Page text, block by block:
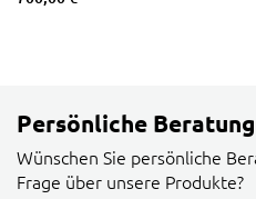
Persönliche Beratung
Wünschen Sie persönliche
Frage über unsere Produkte?